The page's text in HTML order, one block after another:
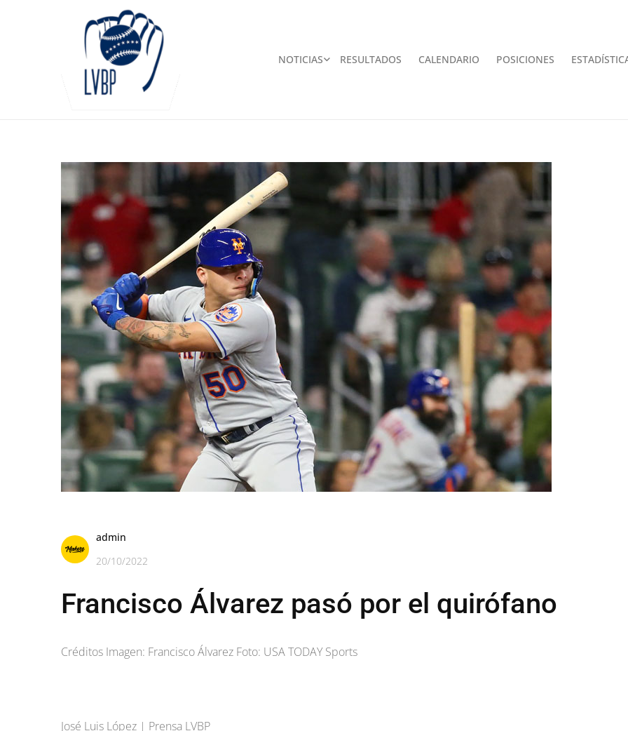
NOTICIAS RESULTADOS CALENDARIO POSICIONES
admin
20/10/2022
Francisco Álvarez pasó por el quirófano
Créditos Imagen: Francisco Álvarez Foto: USA TODAY Sports
José Luis López | Prensa LVBP